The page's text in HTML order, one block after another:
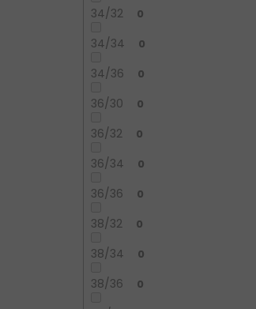
34/32 0
34/34 0
34/36 0
36/30 0
36/32 0
36/34 0
36/36 0
38/32 0
38/34 0
38/36 0